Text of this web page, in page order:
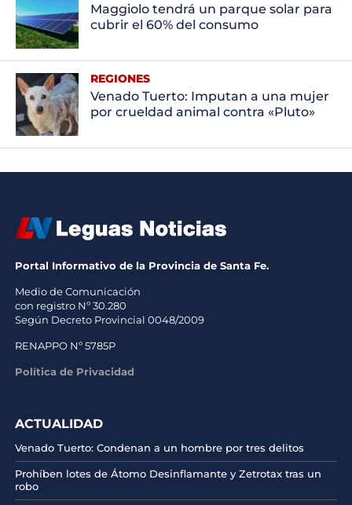
Maggiolo tendrá un parque solar para
cubrir el 60% del consumo
REGIONES
Venado Tuerto: Imputan a una mujer
por crueldad animal contra «Pluto»
Portal Informativo de la Provincia de Santa Fe.
Medio de Comunicación
con registro Nº 30.280
Según Decreto Provincial 0048/2009
RENAPPO Nº 5785P
Política de Privacidad
ACTUALIDAD
Venado Tuerto: Condenan a un hombre por tres delitos
Prohíben lotes de Átomo Desinflamante y Zetrotax tras un
robo